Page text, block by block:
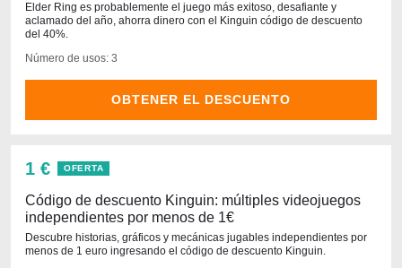
Elder Ring es probablemente el juego más exitoso, desafiante y
aclamado del año, ahorra dinero con el Kinguin código de descuento
del 40%.
Número de usos: 3
OBTENER EL DESCUENTO
1 € OFERTA
Código de descuento Kinguin: múltiples videojuegos
independientes por menos de 1€
Descubre historias, gráficos y mecánicas jugables independientes por
menos de 1 euro ingresando el código de descuento Kinguin.